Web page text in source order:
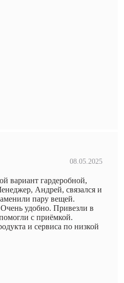
08.05.2025
вариант гардеробной,
Андрей, связался и
пару вещей.
удобно. Привезли в
с приёмкой.
и сервиса по низкой